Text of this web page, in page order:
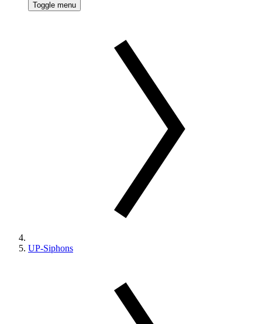
Toggle menu
UP-Siphons